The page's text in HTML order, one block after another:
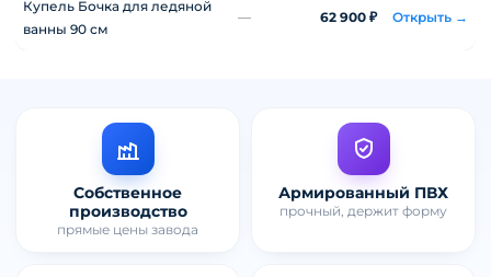
Купель Бочка для ледяной
ванны 90 см
— 62 900 ₽ Открыть →
Собственное
производство
прямые цены завода
Армированный ПВХ
прочный, держит форму